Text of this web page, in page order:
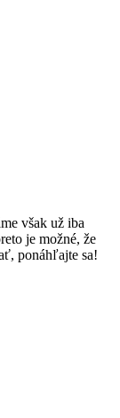
však už iba
je možné, že
ponáhľajte sa!